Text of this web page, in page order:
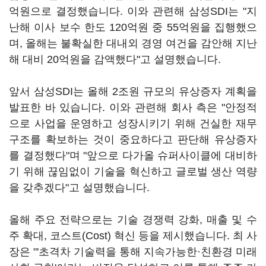
억원으로 결정했습니다. 이와 관련해 삼성SDI는 "지
난해 이사 보수 한도 120억원 중 55억원을 집행했으
며, 올해는 불확실한 대내외 경영 여건을 감안해 지난
해 대비 20억원을 감액했다"고 설명했습니다.
앞서 삼성SDI는 올해 2조원 규모의 유상증자 계획을
발표한 바 있습니다. 이와 관련해 회사 측은 "안정적
으로 사업을 운영하고 성장시키기 위해 건실한 재무
구조를 확보하는 것이 중요하다고 판단해 유상증자
를 결정했다"며 "앞으로 다가올 슈퍼사이클에 대비하
기 위해 끊임없이 기술을 혁신하고 글로벌 생산 역량
을 갖추겠다"고 설명했습니다.
올해 주요 전략으로는 기술 경쟁력 강화, 매출 및 수
주 확대, 코스트(Cost) 혁신 등을 제시했습니다. 최 사
장은 "'초격차 기술력을 통해 지속가능한·친환경 미래